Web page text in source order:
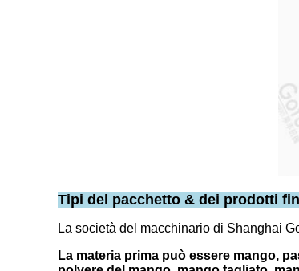
Tipi del pacchetto & dei prodotti
La società del macchinario di Shanghai
La materia prima può essere mango,